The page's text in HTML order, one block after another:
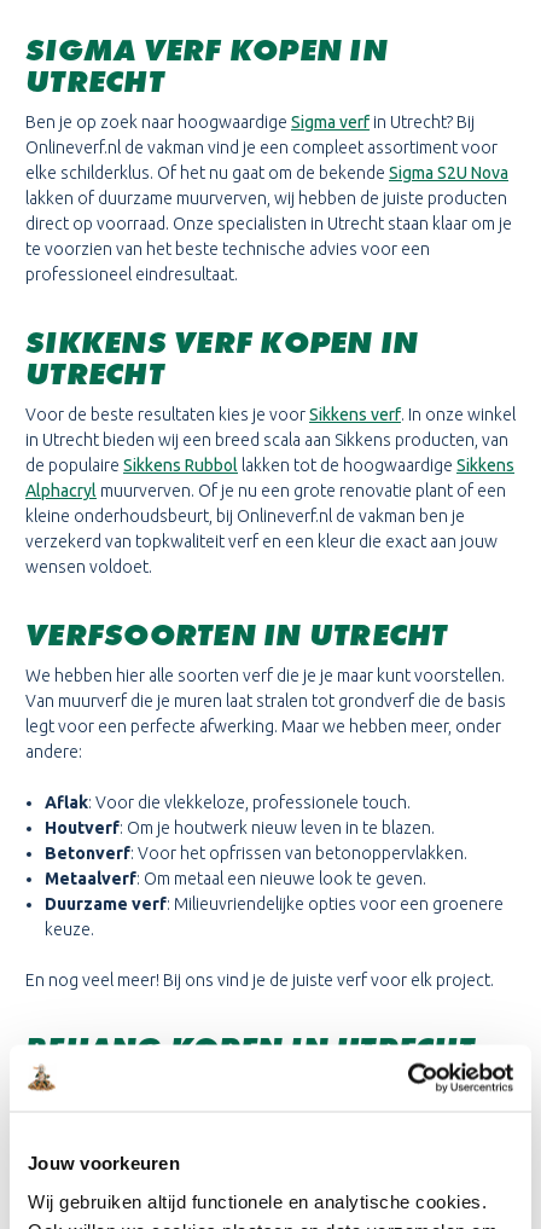
Jouw voorkeuren
Wij gebruiken altijd functionele en analytische cookies.
SIGMA VERF KOPEN IN
UTRECHT
Ben je op zoek naar hoogwaardige Sigma verfin Utrecht? Bij
Onlineverf.nl de vakman vind je een compleet assortiment voor
elke schilderklus. Of het nu gaat om de bekende Sigma S2U Nova
lakken of duurzame muurverven, wij hebben de juiste producten
direct op voorraad. Onze specialisten in Utrecht staan klaar om je
te voorzien van het beste technische advies voor een
professioneel eindresultaat.
SIKKENS VERF KOPEN IN
UTRECHT
Voor de beste resultaten kies je voorSikkens verf. In onze winkel
in Utrecht bieden wij een breed scala aan Sikkens producten, van
de populaire Sikkens Rubbol lakken tot de hoogwaardige Sikkens
Alphacryl muurverven. Of je nu een grote renovatie plant of een
kleine onderhoudsbeurt, bij Onlineverf.nl de vakman ben je
verzekerd van topkwaliteit verf en een kleur die exact aan jouw
wensen voldoet.
VERFSOORTEN IN UTRECHT
We hebben hier alle soorten verf die je je maar kunt voorstellen.
Van muurverf die je muren laat stralen tot grondverf die de basis
legt voor een perfecte afwerking. Maar we hebben meer, onder
andere:
Aflak: Voor die vlekkeloze, professionele touch.
Houtverf: Om je houtwerk nieuw leven in te blazen.
Betonverf: Voor het opfrissen van betonoppervlakken.
Metaalverf: Om metaal een nieuwe look te geven.
Duurzame verf: Milieuvriendelijke opties voor een groenere
keuze.
En nog veel meer! Bij ons vind je de juiste verf voor elk project.
BEHANG KOPEN IN UTRECHT
Zoek je niet alleen naar een verfwinkel, maar ook naar een
behang van gerenommeerde merken als Arte, Eijffinger en
absoluut iets wat bij jou past.